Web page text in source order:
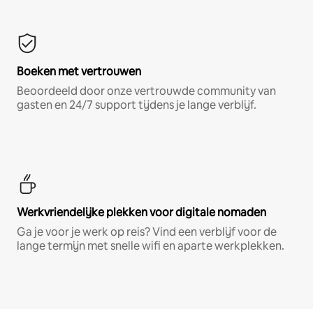
Boeken met vertrouwen
Beoordeeld door onze vertrouwde community van
gasten en 24/7 support tijdens je lange verblijf.
Werkvriendelijke plekken voor digitale nomaden
Ga je voor je werk op reis? Vind een verblijf voor de
lange termijn met snelle wifi en aparte werkplekken.